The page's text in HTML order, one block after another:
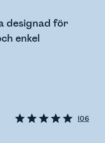
designad för
enkel
106